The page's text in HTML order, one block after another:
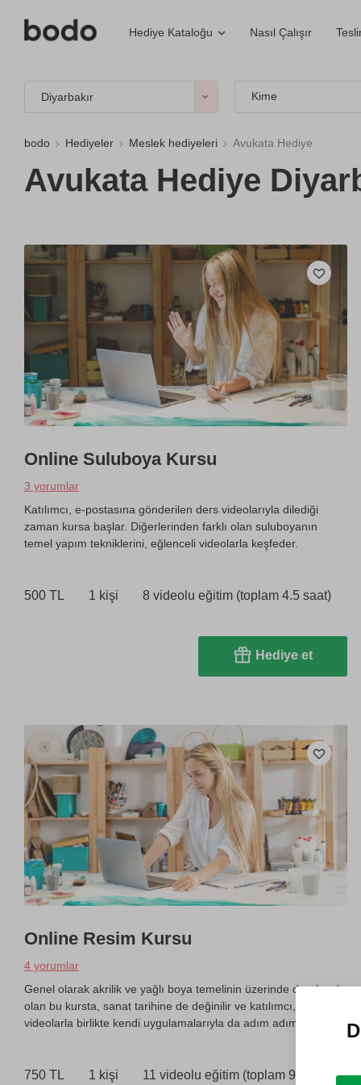
Hediye Kataloğu Nasıl Çalışır
Diyarbakır Kime
bodo Hediyeler Meslek hediyeleri Avukata Hediye
Avukata Hediye
Online Suluboya Kursu
3 yorumlar
Katılımcı, e-postasına gönderilen ders videolarıyla dilediği
zaman kursa başlar. Diğerlerinden farklı olan suluboyanın
temel yapım tekniklerini, eğlenceli videolarla keşfeder.
500 TL 1 kişi 8 videolu eğitim (toplam 4.5 saat)
Hediye et
Online Resim Kursu
4 yorumlar
Genel olarak akrilik ve yağlı boya temelinin üzerinde durulacak
olan bu kursta, sanat tarihine de değinilir ve katılımcı,
videolarla birlikte kendi uygulamalarıyla da adım adım ilerler.
750 TL 1 kişi 11 videolu eğitim (toplam 9 saat)